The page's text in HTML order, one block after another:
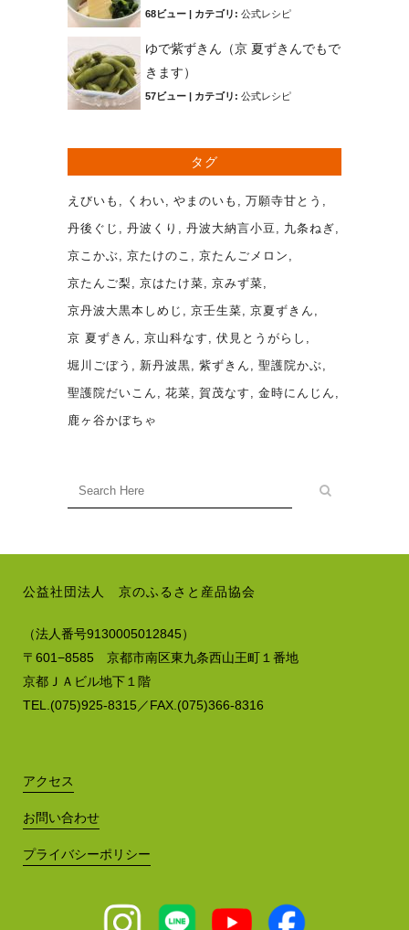
68ビュー カテゴリ: 公式レシピ
ゆで紫ずきん（京 夏ずきんでもで
きます）
57ビュー カテゴリ: 公式レシピ
タグ
えびいも くわい やまのいも
万願寺甘とう
丹後ぐじ
丹波くり 丹波大納言小豆
九条ねぎ
京こかぶ
京たけのこ
京たんごメロン
京たんご梨
京はたけ菜
京みず菜
京丹波大黒本しめじ
京壬生菜
京夏ずきん
京 夏ずきん
京山科なす
伏見とうがらし
堀川ごぼう
新丹波黒 紫ずきん
聖護院かぶ
聖護院だいこん
花菜 賀茂なす
金時にんじん
鹿ヶ谷かぼちゃ
公益社団法人 京のふるさと産品協会
（法人番号9130005012845）
〒601−8585 京都市南区東九条西山王町１番地
京都ＪＡビル地下１階
TEL.(075)925-8315／FAX.(075)366-8316
アクセス
お問い合わせ
プライバシーポリシー